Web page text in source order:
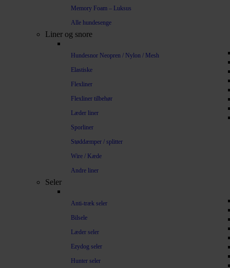
Memory Foam – Luksus
Alle hundesenge
Liner og snore
Hundesnor Neopren / Nylon / Mesh
Elastiske
Flexliner
Flexliner tilbehør
Læder liner
Sporliner
Støddæmper / splitter
Wire / Kæde
Andre liner
Seler
Anti-træk seler
Bilsele
Læder seler
Ezydog seler
Hunter seler